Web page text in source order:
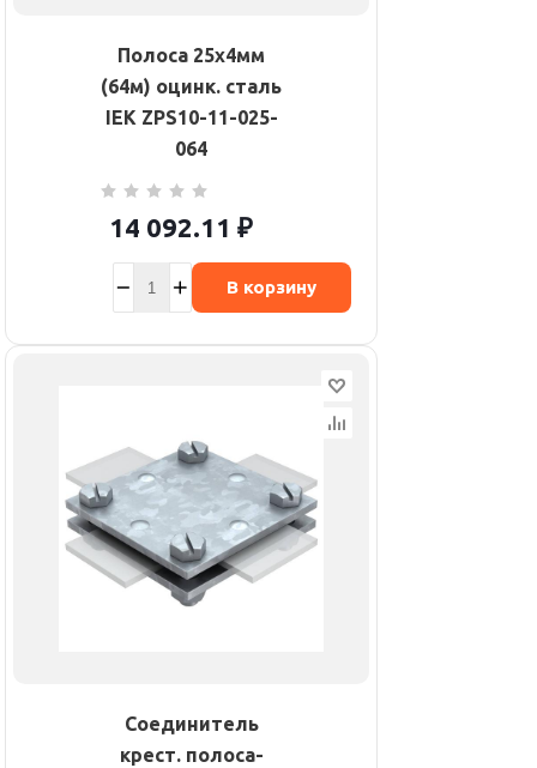
Полоса 25х4мм
(64м) оцинк. сталь
IEK ZPS10-11-025-
064
14 092.11 ₽
В корзину
Соединитель
крест. полоса-